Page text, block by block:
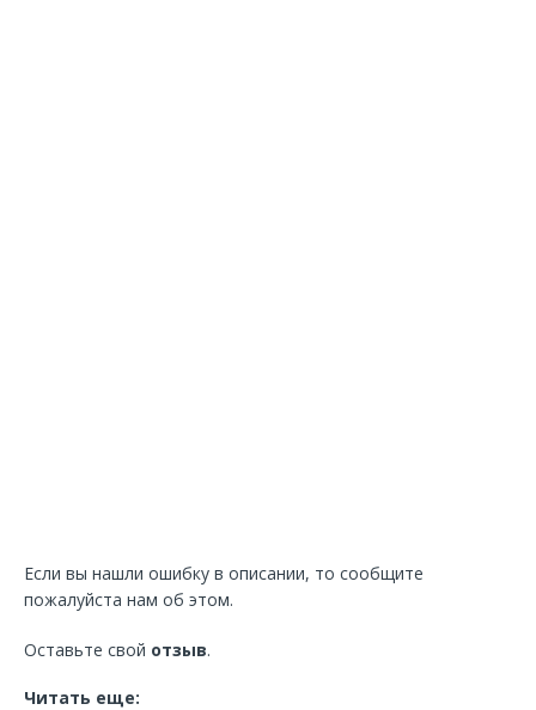
Если вы нашли ошибку в описании, то сообщите
пожалуйста нам об этом.
Оставьте свой отзыв.
Читать еще: